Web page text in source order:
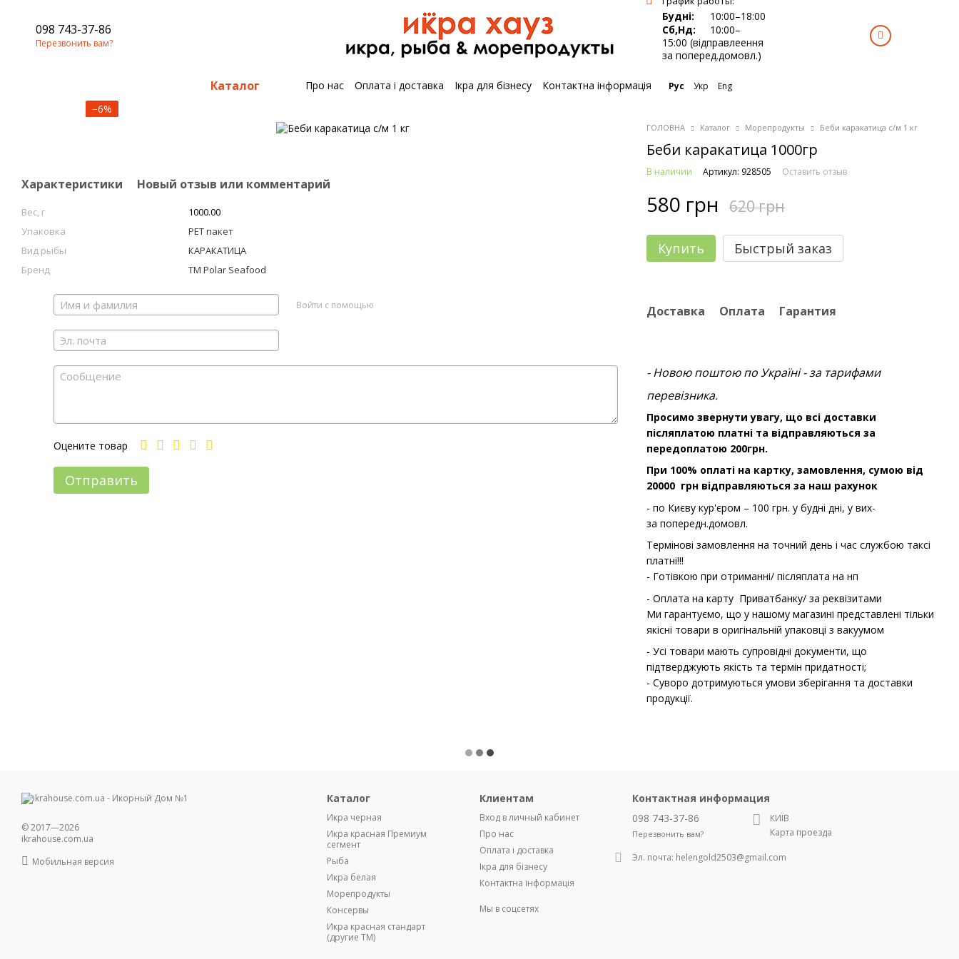
098 743-37-86
Перезвонить вам?
Будні:
10:00–18:00
Сб,Нд:
10:00–
15:00 (відправлеення
за поперед.домовл.)
Каталог Про нас Оплата і доставка Ікра для бізнесу Контактна інформація Рус Укр Eng
−6%
Характеристики Новый отзыв или комментарий
Вес, г
1000.00
Упаковка
PET пакет
Вид рыбы
КАРАКАТИЦА
Бренд
TM Polar Seafood
Войти с помощью
Оцените товар
Отправить
ГОЛОВНА Каталог Морепродукты Беби каракатица с/м 1 кг
Беби каракатица 1000гр
В наличии Артикул: 928505 Оставить отзыв
580 грн 620 грн
Купить Быстрый заказ
Доставка Оплата Гарантия
- Новою поштою по Україні - за тарифами
перевізника.
Просимо звернути увагу, що всі доставки
післяплатою платні та відправляються за
передоплатою 200грн.
При 100% оплаті на картку, замовлення, сумою від
20000 грн відправляються за наш рахунок
- по Києву кур'єром – 100 грн. у будні дні, у вих-
за попередн.домовл.
Термінові замовлення на точний день і час службою таксі
платні!!!
- Готівкою при отриманні/ післяплата на нп
- Оплата на карту Приватбанку/ за реквізитами
Ми гарантуємо, що у нашому магазині представлені тільки
якісні товари в оригінальній упаковці з вакуумом
- Усі товари мають супровідні документи, що
підтверджують якість та термін придатності;
- Суворо дотримуються умови зберігання та доставки
продукції.
© 2017—2026
ikrahouse.com.ua
Мобильная версия
Каталог
Икра черная
Икра красная Премиум
сегмент
Рыба
Икра белая
Морепродукты
Консервы
Икра красная стандарт
(другие ТМ)
Клиентам
Вход в личный кабинет
Про нас
Оплата і доставка
Ікра для бізнесу
Контактна інформація
Мы в соцсетях
Контактная информация
098 743-37-86
Перезвонить вам?
КИЇВ
Карта проезда
Эл. почта: helengold2503@gmail.com